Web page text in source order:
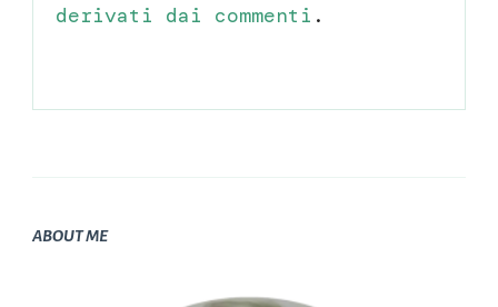
derivati dai commenti .
ABOUT ME